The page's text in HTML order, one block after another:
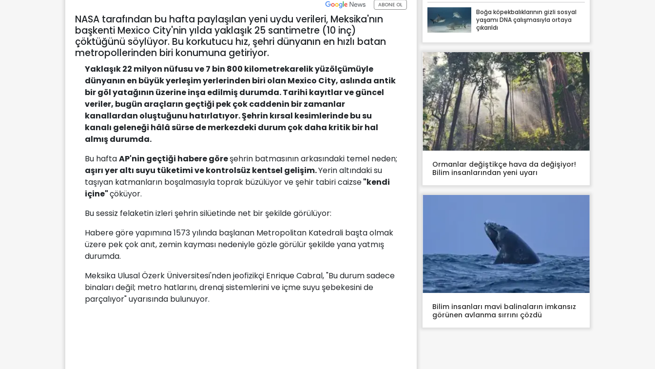
ABONE OL
NASA tarafından bu hafta paylaşılan yeni uydu verileri, Meksika'nın
başkenti Mexico City'nin yılda yaklaşık 25 santimetre (10 inç)
çöktüğünü söylüyor. Bu korkutucu hız, şehri dünyanın en hızlı batan
metropollerinden biri konumuna getiriyor.
Yaklaşık 22 milyon nüfusu ve 7 bin 800 kilometrekarelik yüzölçümüyle
dünyanın en büyük yerleşim yerlerinden biri olan Mexico City, aslında antik
bir göl yatağının üzerine inşa edilmiş durumda. Tarihi kayıtlar ve güncel
veriler, bugün araçların geçtiği pek çok caddenin bir zamanlar
kanallardan oluştuğunu hatırlatıyor. Şehrin kırsal kesimlerinde bu su
kanalı geleneği hâlâ sürse de merkezdeki durum çok daha kritik bir hal
almış durumda.
Bu haftaAP'nin geçtiği habere göreşehrin batmasının arkasındaki temel neden;
aşırı yer altı suyu tüketimi ve kontrolsüz kentsel gelişim.Yerin altındaki su
taşıyan katmanların boşalmasıyla toprak büzülüyor ve şehir tabiri caizse"kendi
içine"çöküyor.
Bu sessiz felaketin izleri şehrin silüetinde net bir şekilde görülüyor:
Habere göre yapımına 1573 yılında başlanan Metropolitan Katedrali başta olmak
üzere pek çok anıt, zemin kayması nedeniyle gözle görülür şekilde yana yatmış
durumda.
Meksika Ulusal Özerk Üniversitesi'nden jeofizikçi Enrique Cabral, "Bu durum sadece
binaları değil; metro hatlarını, drenaj sistemlerini ve içme suyu şebekesini de
parçalıyor" uyarısında bulunuyor.
Boğa köpekbalıklarının gizli sosyal
yaşamı DNA çalışmasıyla ortaya
çıkarıldı
Ormanlar değiştikçe hava da değişiyor!
Bilim insanlarından yeni uyarı
Bilim insanları mavi balinaların imkansız
görünen avlanma sırrını çözdü